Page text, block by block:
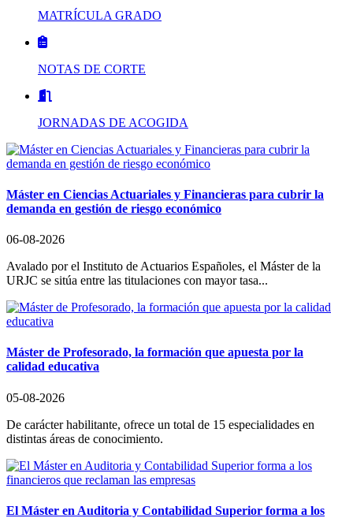
MATRÍCULA GRADO
NOTAS DE CORTE
JORNADAS DE ACOGIDA
Máster en Ciencias Actuariales y Financieras para cubrir la
demanda en gestión de riesgo económico
06-08-2026
Avalado por el Instituto de Actuarios Españoles, el Máster de la
URJC se sitúa entre las titulaciones con mayor tasa...
Máster de Profesorado, la formación que apuesta por la
calidad educativa
05-08-2026
De carácter habilitante, ofrece un total de 15 especialidades en
distintas áreas de conocimiento.
El Máster en Auditoria y Contabilidad Superior forma a los